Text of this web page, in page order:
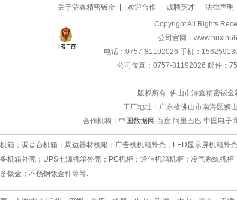
关于浒鑫精密钣金 欢迎合作 诚聘英才 法律声明
Copyright All Rights
公司官网：
电话：0757-81192026 手机：
公司传真：0757-81192026 邮件：
版权所有: 佛山市浒鑫精密钣金
工厂地址：广东省佛山市南海区狮
合作机构： 中国数据网 百度 阿里巴巴 中国电子
；调音台机箱；周边器材机箱；广告机机箱外壳；LED显示屏机箱外
机箱外壳；UPS电源机箱外壳；PC机柜；通信机箱机柜；冷气系统机
钣金；不锈钢钣金件等等.